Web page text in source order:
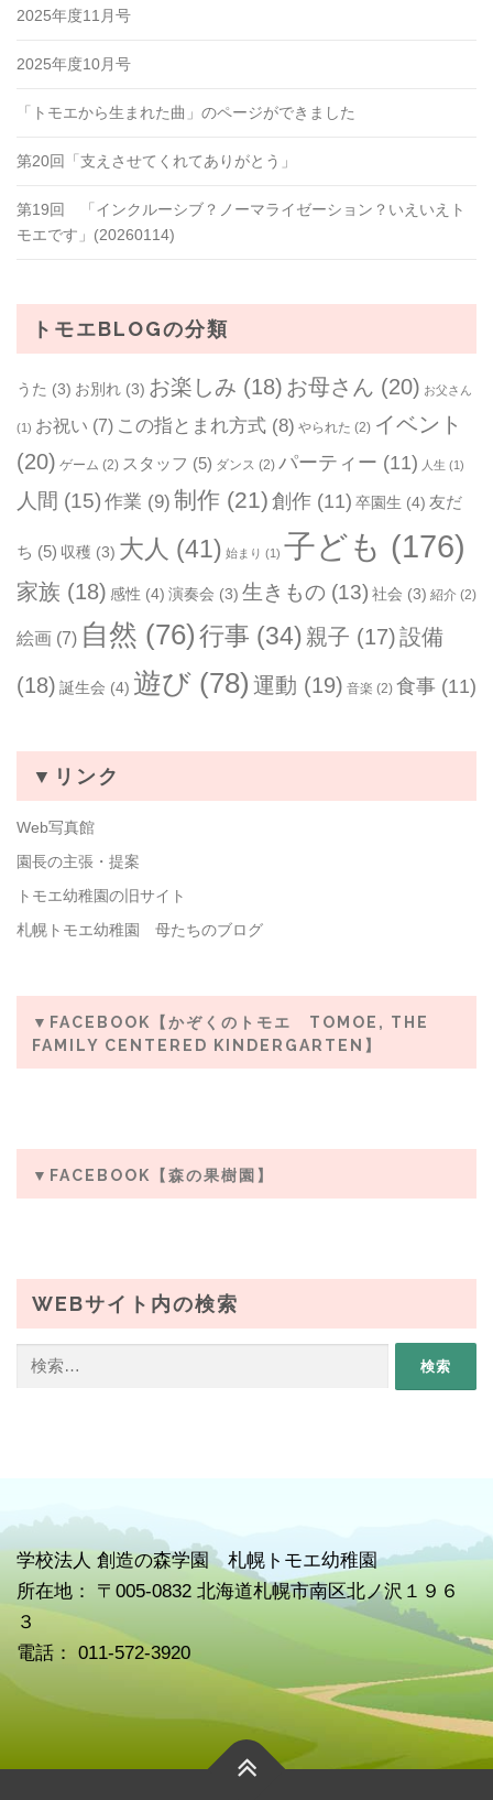
2025年度11月号
2025年度10月号
「トモエから生まれた曲」のページができました
第20回「支えさせてくれてありがとう」
第19回 「インクルーシブ？ノーマライゼーション？いえいえト
モエです」(20260114)
トモエBLOGの分類
うた (3) お別れ (3) お楽しみ (18) お母さん (20) お父さん
(1) お祝い (7) この指とまれ方式 (8) やられた (2) イベント
(20) ゲーム (2) スタッフ (5) ダンス (2) パーティー (11) 人生 (1)
人間 (15) 作業 (9) 制作 (21) 創作 (11) 卒園生 (4) 友だ
ち (5) 収穫 (3) 大人 (41) 始まり (1) 子ども (176)
家族 (18) 感性 (4) 演奏会 (3) 生きもの (13) 社会 (3) 紹介 (2)
絵画 (7) 自然 (76) 行事 (34) 親子 (17)設備
(18) 誕生会 (4) 遊び (78) 運動 (19) 音楽 (2) 食事 (11)
▼リンク
Web写真館
園長の主張・提案
トモエ幼稚園の旧サイト
札幌トモエ幼稚園 母たちのブログ
▼FACEBOOK【かぞくのトモエ TOMOE, THE
FAMILY CENTERED KINDERGARTEN】
▼FACEBOOK【森の果樹園】
WEBサイト内の検索
学校法人 創造の森学園 札幌トモエ幼稚園
所在地： 〒005-0832 北海道札幌市南区北ノ沢１９６
３
電話： 011-572-3920